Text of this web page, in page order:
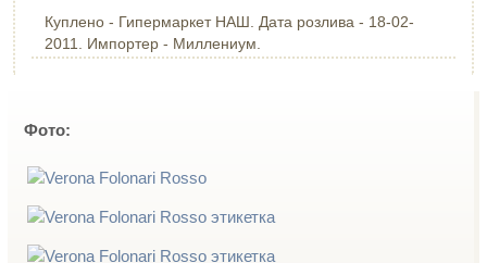
Куплено - Гипермаркет НАШ. Дата розлива - 18-02-
2011. Импортер - Миллениум.
Фото: